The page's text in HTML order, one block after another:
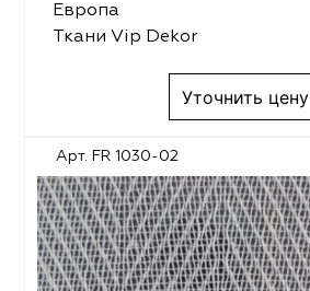
Европа
Ткани Vip Dekor
Уточнить цену
Арт. FR 1030-02